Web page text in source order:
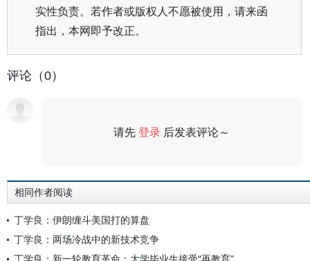
实性负责。若作者或版权人不愿被使用，请来函
指出，本网即予改正。
评论（0）
请先登录 后发表评论～
相同作者阅读
丁学良：伊朗缠斗美国打的算盘
丁学良：两场冷战中的新技术竞争